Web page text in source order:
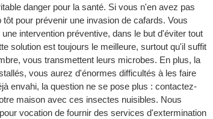
danger pour la santé. Si vous n'en avez pas
pour prévenir une invasion de cafards. Vous
intervention préventive, dans le but d'éviter tout
solution est toujours le meilleure, surtout qu'il suffit
vous transmettent leurs microbes. En plus, la
vous aurez d'énormes difficultés à les faire
envahi, la question ne se pose plus : contactez-
maison avec ces insectes nuisibles. Nous
vocation de fournir des services d'extermination